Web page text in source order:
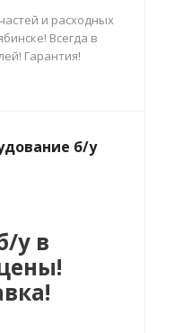
и расходных
Всегда в
Гарантия!
б/у
у в